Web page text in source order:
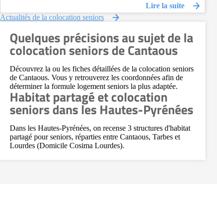
Lire la suite
Actualités de la colocation seniors
Quelques précisions au sujet de la
colocation seniors de Cantaous
Découvrez la ou les fiches détaillées de la colocation seniors
de Cantaous. Vous y retrouverez les coordonnées afin de
déterminer la formule logement seniors la plus adaptée.
Habitat partagé et colocation
seniors dans les Hautes-Pyrénées
Dans les Hautes-Pyrénées, on recense 3 structures d'habitat
partagé pour seniors, réparties entre Cantaous, Tarbes et
Lourdes (Domicile Cosima Lourdes).